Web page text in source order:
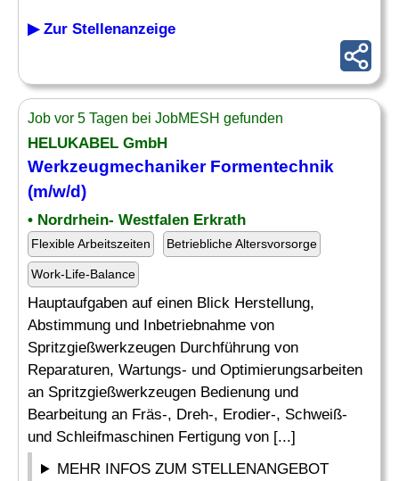
▶ Zur Stellenanzeige
Job vor 5 Tagen bei JobMESH gefunden
HELUKABEL GmbH
Werkzeugmechaniker Formentechnik
(m/w/d)
• Nordrhein- Westfalen Erkrath
Flexible Arbeitszeiten Betriebliche Altersvorsorge
Work-Life-Balance
Hauptaufgaben auf einen Blick Herstellung,
Abstimmung und Inbetriebnahme von
Spritzgießwerkzeugen Durchführung von
Reparaturen, Wartungs- und Optimierungsarbeiten
an Spritzgießwerkzeugen Bedienung und
Bearbeitung an Fräs-, Dreh-, Erodier-, Schweiß-
und Schleifmaschinen Fertigung von [...]
MEHR INFOS ZUM STELLENANGEBOT